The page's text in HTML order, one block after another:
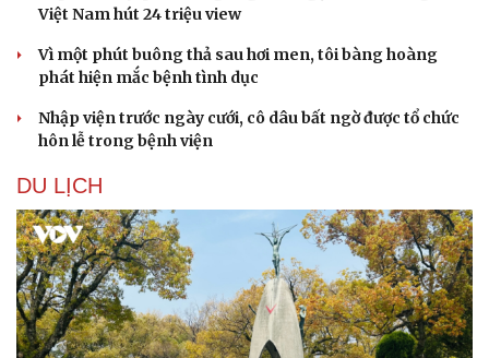
Việt Nam hút 24 triệu view
Vì một phút buông thả sau hơi men, tôi bàng hoàng
phát hiện mắc bệnh tình dục
Nhập viện trước ngày cưới, cô dâu bất ngờ được tổ chức
hôn lễ trong bệnh viện
DU LỊCH